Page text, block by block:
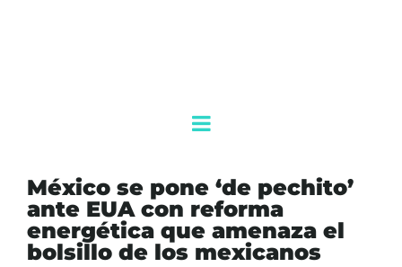
México se pone ‘de pechito’
ante EUA con reforma
energética que amenaza el
bolsillo de los mexicanos